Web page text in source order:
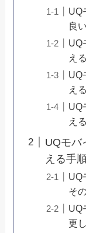
UQ
良
UQ
え
UQ
え
UQ
え
UQモバ
える手
UQ
そ
UQ
更